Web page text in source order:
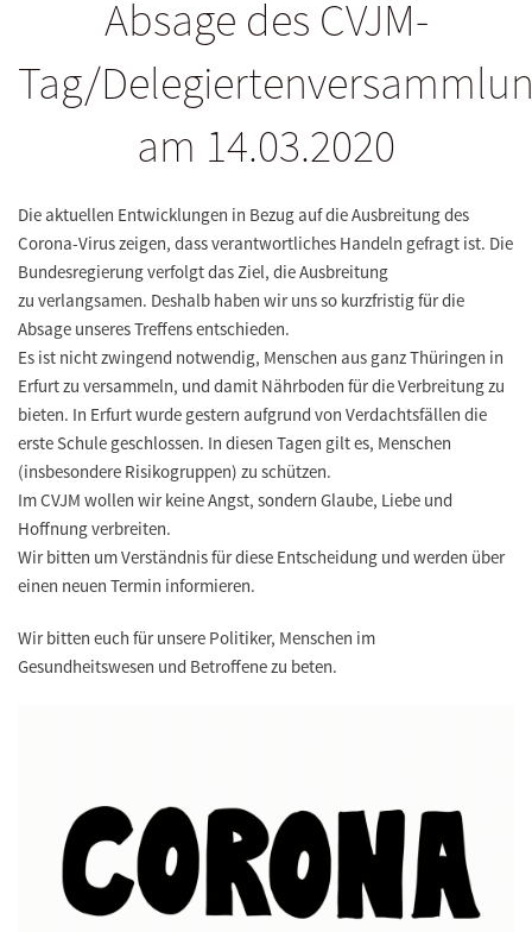
Absage des CVJM-
Tag/
am 14.03.2020
Die aktuellen Entwicklungen in Bezug auf die Ausbreitung des
Corona-Virus zeigen, dass verantwortliches Handeln gefragt ist. Die
Bundesregierung verfolgt das Ziel, die Ausbreitung
zu verlangsamen. Deshalb haben wir uns so kurzfristig für die
Absage unseres Treffens entschieden.
Es ist nicht zwingend notwendig, Menschen aus ganz Thüringen in
Erfurt zu versammeln, und damit Nährboden für die Verbreitung zu
bieten. In Erfurt wurde gestern aufgrund von Verdachtsfällen die
erste Schule geschlossen. In diesen Tagen gilt es, Menschen
(insbesondere Risikogruppen) zu schützen.
Im CVJM wollen wir keine Angst, sondern Glaube, Liebe und
Hoffnung verbreiten.
Wir bitten um Verständnis für diese Entscheidung und werden über
einen neuen Termin informieren.
Wir bitten euch für unsere Politiker, Menschen im
Gesundheitswesen und Betroffene zu beten.